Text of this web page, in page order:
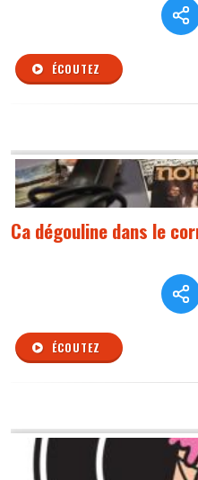
ÉCOUTEZ
Ca dégouline dans le
ÉCOUTEZ